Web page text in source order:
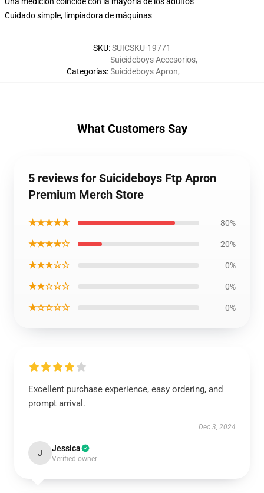
Cuidado simple, limpiadora de máquinas
SKU:SUICSKU-19771
Categorías:
Suicideboys Accesorios,
Suicideboys Apron,
What Customers Say
5 reviews for Suicideboys Ftp Apron
Premium Merch Store
★★★★★ 80%
★★★★☆ 20%
★★★☆☆ 0%
★★☆☆☆ 0%
★☆☆☆☆ 0%
Excellent purchase experience, easy ordering, and
prompt arrival.
Dec 3, 2024
J Jessica
Verified owner